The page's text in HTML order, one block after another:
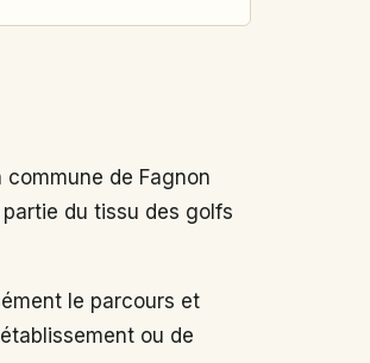
commune de Fagnon
du tissu des golfs
le parcours et
ou de